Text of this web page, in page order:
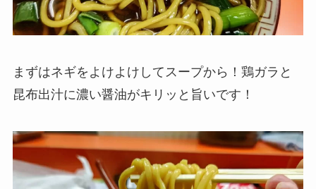
まずはネギをよけよけしてスープから！鶏ガラと
昆布出汁に濃い醤油がキリッと旨いです！